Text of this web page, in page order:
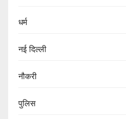
धर्म
नई दिल्ली
नौकरी
पुलिस